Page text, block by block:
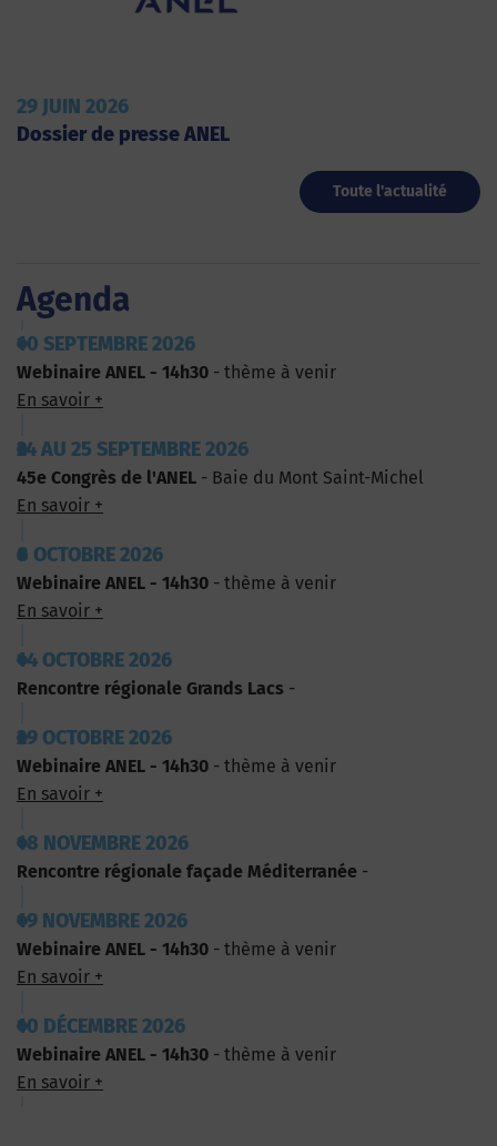
29 JUIN 2026
Dossier de presse ANEL
Toute l'actualité
Agenda
10 SEPTEMBRE 2026
Webinaire ANEL - 14h30 - thème à venir
En savoir +
24 AU 25 SEPTEMBRE 2026
45e Congrès de l'ANEL - Baie du Mont Saint-Michel
En savoir +
8 OCTOBRE 2026
Webinaire ANEL - 14h30 - thème à venir
En savoir +
14 OCTOBRE 2026
Rencontre régionale Grands Lacs -
29 OCTOBRE 2026
Webinaire ANEL - 14h30 - thème à venir
En savoir +
18 NOVEMBRE 2026
Rencontre régionale façade Méditerranée -
19 NOVEMBRE 2026
Webinaire ANEL - 14h30 - thème à venir
En savoir +
10 DÉCEMBRE 2026
Webinaire ANEL - 14h30 - thème à venir
En savoir +